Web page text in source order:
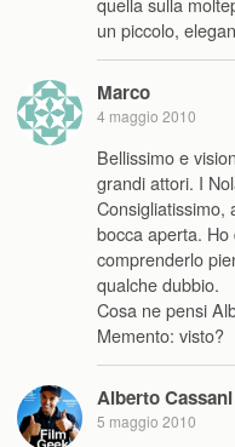
un piccolo,
Marco
4 maggio 2010
Bellissimo e
grandi attori. I
Consigliatissimo,
bocca aperta.
comprenderlo
qualche dubbio.
Cosa ne pensi
Memento: visto?
Alberto Cassani
5 maggio 2010